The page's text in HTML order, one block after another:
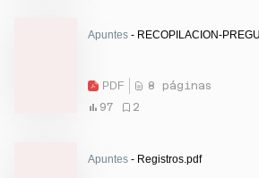
Apuntes - RECOPILACION-
PDF
8 páginas
97
2
Apuntes - Registros.pdf